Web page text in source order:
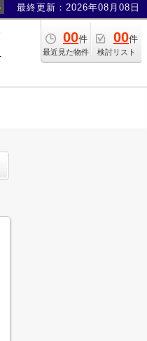
最終更新：2026年08月08日
00件
最近見た物件
00件
検討リスト